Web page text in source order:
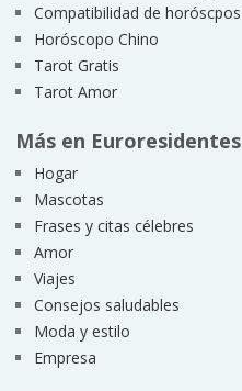
Compatibilidad de horóscpos
Horóscopo Chino
Tarot Gratis
Tarot Amor
Más en Euroresidentes
Hogar
Mascotas
Frases y citas célebres
Amor
Viajes
Consejos saludables
Moda y estilo
Empresa